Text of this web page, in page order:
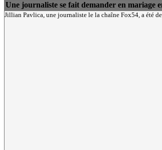
Une journaliste se fait demander en mariage
Jillian Pavlica, une journaliste le la chaîne Fox54, a été